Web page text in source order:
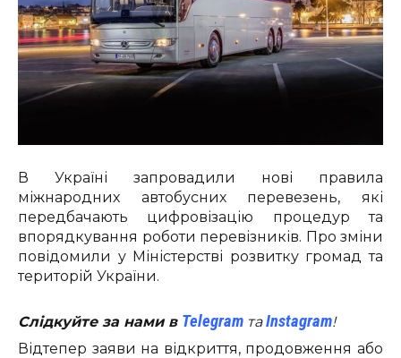
В Україні запровадили нові правила
міжнародних автобусних перевезень, які
передбачають цифровізацію процедур та
впорядкування роботи перевізників. Про зміни
повідомили у Міністерстві розвитку громад та
територій України.
Слідкуйте за нами в Telegram таInstagram!
Відтепер заяви на відкриття, продовження або